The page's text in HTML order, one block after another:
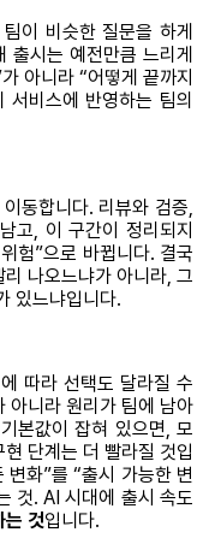
이 비슷한 질문을 하게
출시는 예전만큼 느리게
아니라 “어떻게 끝까지
비스에 반영하는 팀의
동합니다. 리뷰와 검증,
고, 이 구간이 정리되지
험”으로 바뀝니다. 결국
나오느냐가 아니라, 그
있느냐입니다.
따라 선택도 달라질 수
아니라 원리가 팀에 남아
본값이 잡혀 있으면, 모
단계는 더 빨라질 것입
화”를 “출시 가능한 변
것. AI 시대에 출시 속도
는 것입니다.